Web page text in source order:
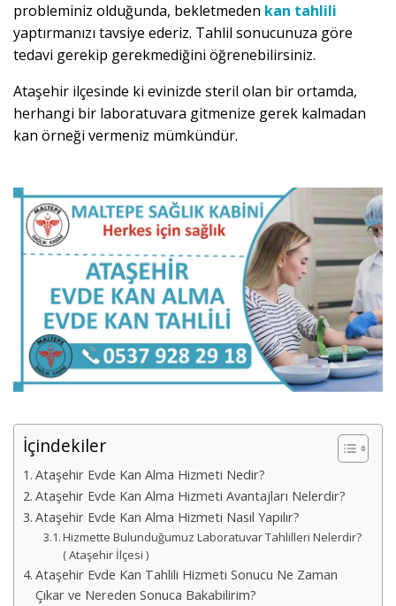
probleminiz olduğunda, bekletmeden kan tahlili
yaptırmanızı tavsiye ederiz. Tahlil sonucunuza göre
tedavi gerekip gerekmediğini öğrenebilirsiniz.
Ataşehir ilçesinde ki evinizde steril olan bir ortamda,
herhangi bir laboratuvara gitmenize gerek kalmadan
kan örneği vermeniz mümkündür.
İçindekiler
Ataşehir Evde Kan Alma Hizmeti Nedir?
Ataşehir Evde Kan Alma Hizmeti Avantajları Nelerdir?
Ataşehir Evde Kan Alma Hizmeti Nasıl Yapılır?
Hizmette Bulunduğumuz Laboratuvar Tahlilleri Nelerdir?
( Ataşehir İlçesi )
Ataşehir Evde Kan Tahlili Hizmeti Sonucu Ne Zaman
Çıkar ve Nereden Sonuca Bakabilirim?